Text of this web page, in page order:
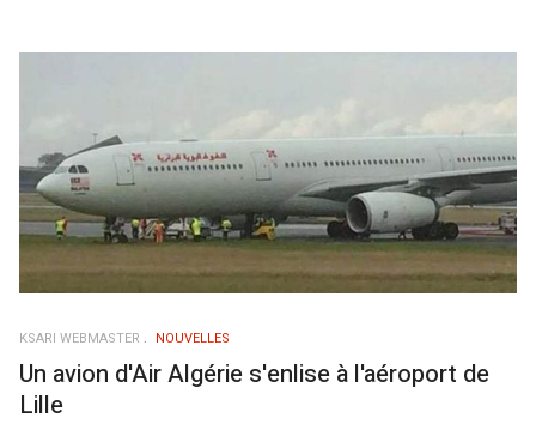
KSARI WEBMASTER NOUVELLES
Un avion d'Air Algérie s'enlise à l'aéroport de
Lille